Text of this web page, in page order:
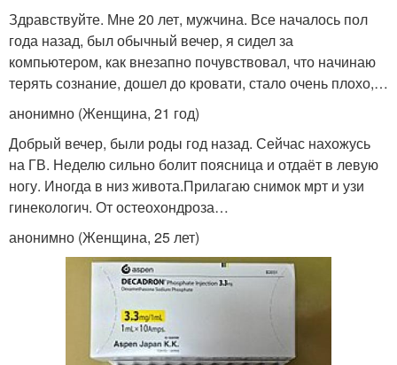
Здравствуйте. Мне 20 лет, мужчина. Все началось пол
года назад, был обычный вечер, я сидел за
компьютером, как внезапно почувствовал, что начинаю
терять сознание, дошел до кровати, стало очень плохо,…
анонимно (Женщина, 21 год)
Добрый вечер, были роды год назад. Сейчас нахожусь
на ГВ. Неделю сильно болит поясница и отдаёт в левую
ногу. Иногда в низ живота.Прилагаю снимок мрт и узи
гинекологич. От остеохондроза…
анонимно (Женщина, 25 лет)